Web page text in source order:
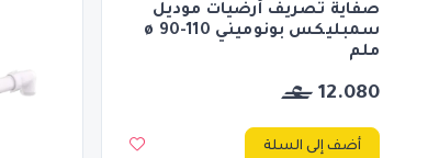
صفاية تصريف أرضيات موديل
سمبليكس بونوميني ø 90-110
ملم
12.080
أضف إلى السلة